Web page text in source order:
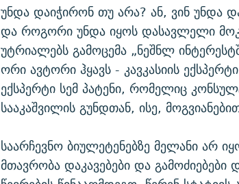
უნდა დაიჭირონ თუ არა? ან, ვინ უნდა
და როგორი უნდა იყოს დასავლელი
უტრიალებს გამოცემა „ნეშნლ
ორი ავტორი ჰყავს - კავკასიის
ექსპერტი სემ პატენი, რომელიც
სააკაშვილის გუნდთან, ისე,
საარჩევნო ბიულეტენებზე მელანი არ
მთავრობა დაკავებები და გამოძიებები